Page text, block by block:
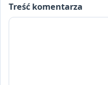
Treść komentarza